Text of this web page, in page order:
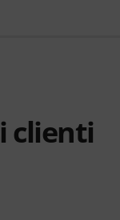
clienti